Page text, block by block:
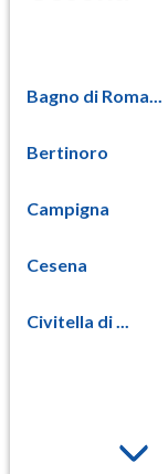
Bagno di Roma...
Bertinoro
Campigna
Cesena
Civitella di ...